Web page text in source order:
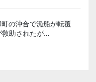
の沖合で漁船が転覆
救助されたが…